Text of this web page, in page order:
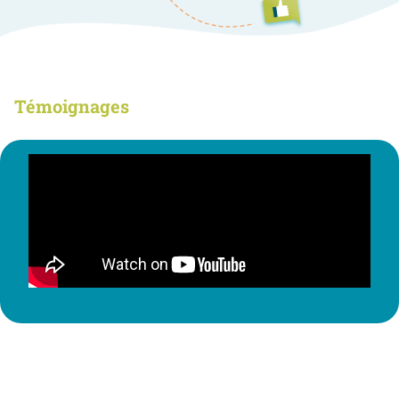
Témoignages